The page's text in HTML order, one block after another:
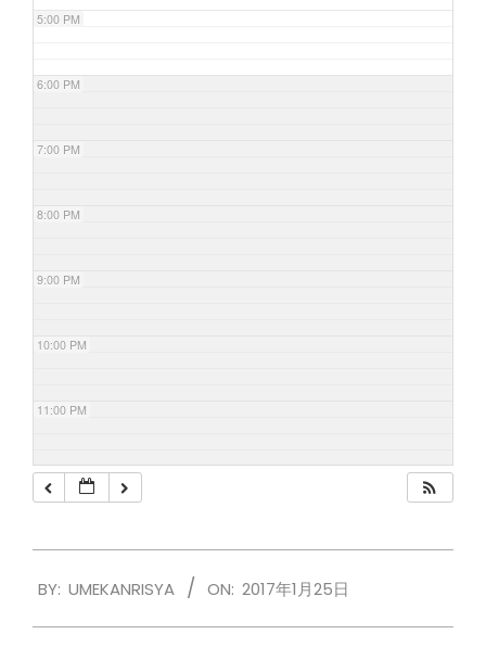
5:00 PM
6:00 PM
7:00 PM
8:00 PM
9:00 PM
10:00 PM
11:00 PM
01-
BY: UMEKANRISYA ON: 2017年1月25日